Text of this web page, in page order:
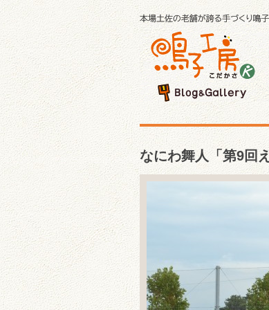
なにわ舞人「第9回